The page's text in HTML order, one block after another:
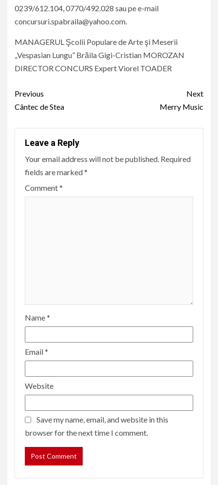
0239/612.104, 0770/492.028 sau pe e-mail
concursuri.spabraila@yahoo.com.
MANAGERUL Şcolii Populare de Arte şi Meserii
„Vespasian Lungu” Brăila Gigi-Cristian MOROZAN
DIRECTOR CONCURS Expert Viorel TOADER
Continue
Reading
Previous
Cântec de Stea
Next
Merry Music
Leave a Reply
Your email address will not be published. Required
fields are marked*
Comment*
Name*
Email*
Website
Save my name, email, and website in this
browser for the next time I comment.